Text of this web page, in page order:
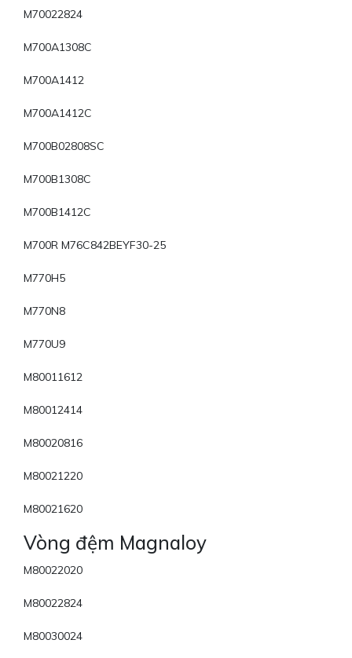
M70022824
M700A1308C
M700A1412
M700A1412C
M700B02808SC
M700B1308C
M700B1412C
M700R M76C842BEYF30-25
M770H5
M770N8
M770U9
M80011612
M80012414
M80020816
M80021220
M80021620
Vòng đệm Magnaloy
M80022020
M80022824
M80030024